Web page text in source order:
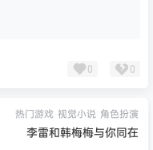
0 0
热门游戏 视觉小说 角色扮演
李雷和韩梅梅与你同在